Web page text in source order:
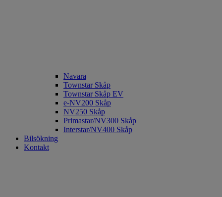
Navara
Townstar Skåp
Townstar Skåp EV
e-NV200 Skåp
NV250 Skåp
Primastar/NV300 Skåp
Interstar/NV400 Skåp
Bilsökning
Kontakt